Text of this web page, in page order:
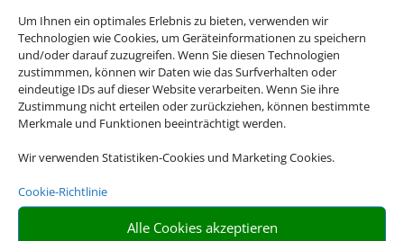
Um Ihnen ein optimales Erlebnis zu bieten, verwenden wir
Technologien wie Cookies, um Geräteinformationen zu speichern
und/oder darauf zuzugreifen. Wenn Sie diesen Technologien
zustimmmen, können wir Daten wie das Surfverhalten oder
eindeutige IDs auf dieser Website verarbeiten. Wenn Sie ihre
Zustimmung nicht erteilen oder zurückziehen, können bestimmte
Merkmale und Funktionen beeinträchtigt werden.
Wir verwenden Statistiken-Cookies und Marketing Cookies.
Cookie-Richtlinie
Alle Cookies akzeptieren
Rechtliche Informationen
Impressum Datenschutzerklärung
AGB Kontakt
Service Blacklisted Airlines
Online Check-In
Barrierefreiheitserklärun